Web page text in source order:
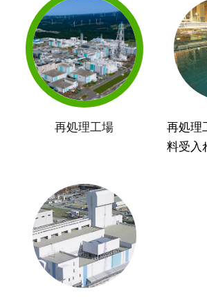
再処理工場
再処理
料受入